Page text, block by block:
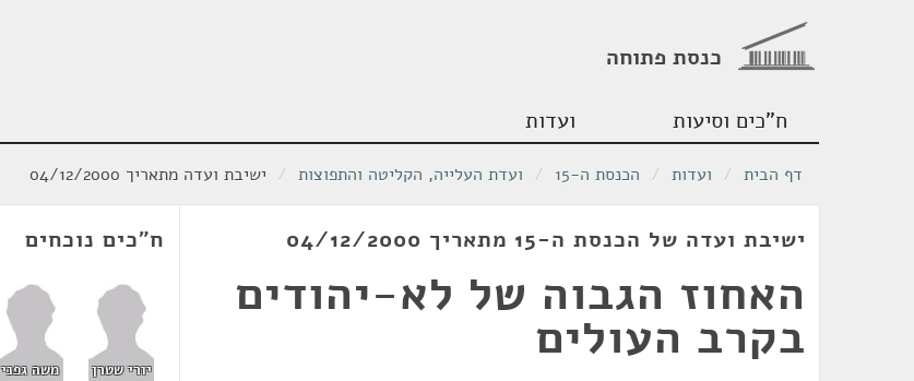
כנסת פתוחה
ח"כים וסיעות ועדות
דף הבית / ועדות / הכנסת ה-15 / ועדת העלייה, הקליטה והתפוצות / ישיבת ועדה מתאריך 04/12/2000
ישיבת ועדה של הכנסת ה-15 מתאריך 04/12/2000
האחוז הגבוה של לא-יהודים
בקרב העולים
ח"כים נוכחים
יורי שטרן משה גפני